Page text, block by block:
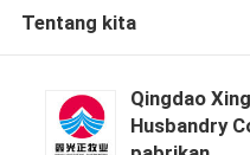
Tentang kita
Qingdao
Husbandry Co., Ltd